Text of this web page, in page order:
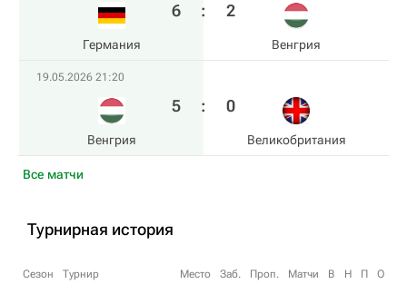
Все матчи
Германия
6 : 2
Венгрия
19.05.2026 21:20
Венгрия
5 : 0
Великобритания
Турнирная история
Сезон Турнир Место Заб. Проп. Матчи В Н П О